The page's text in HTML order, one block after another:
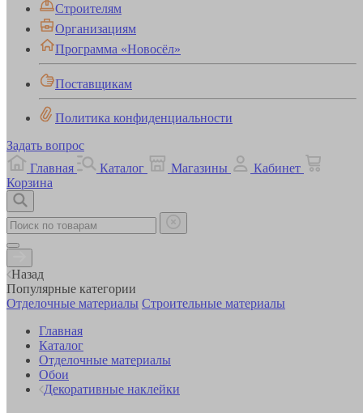
Строителям
Организациям
Программа «Новосёл»
Поставщикам
Политика конфиденциальности
Задать вопрос
Главная
Каталог Магазины
Кабинет
Корзина
Назад
Популярные категории
Отделочные материалы Строительные материалы
Главная
Каталог
Отделочные материалы
Обои
Декоративные наклейки